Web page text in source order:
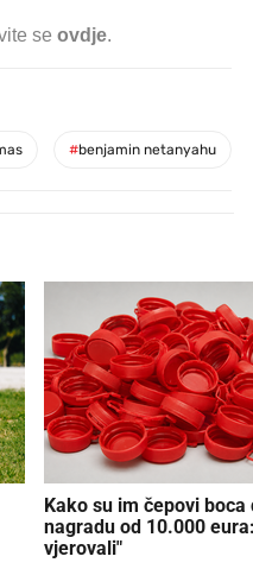
se ovdje.
#benjamin netanyahu
Kako su im čepovi boca
nagradu od 10.000
vjerovali"